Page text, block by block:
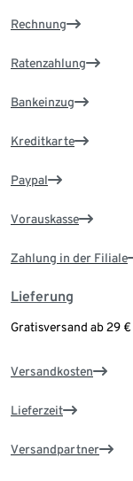
Rechnung
Ratenzahlung
Bankeinzug
Kreditkarte
Paypal
Vorauskasse
Zahlung in der Filiale
Lieferung
Gratisversand ab 29
Versandkosten
Lieferzeit
Versandpartner